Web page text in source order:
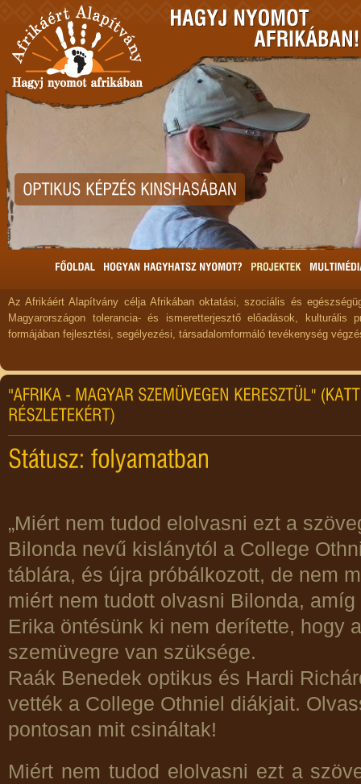
Az Afrikáért Alapítvány célja Afrikában oktatási, szociális és
Magyarországon tolerancia- és ismeretterjesztő előadások, kulturális
formájában fejlesztési, segélyezési, társadalomformáló tevékenység
„Miért nem tudod elolvasni ezt a
Bilonda nevű kislánytól a College
táblára, és újra próbálkozott, de nem
miért nem tudott olvasni Bilonda,
Erika öntésünk ki nem derítette, hogy
szemüvegre van szüksége.
Raák Benedek optikus és Hardi
vették a College Othniel diákjait.
pontosan mit csináltak!
Miért nem tudod elolvasni ezt a